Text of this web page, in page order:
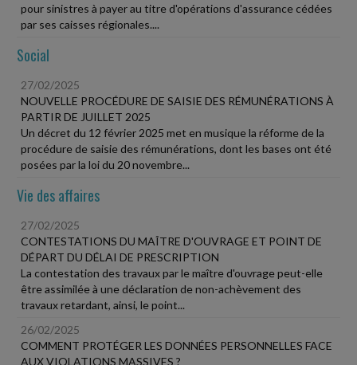
pour sinistres à payer au titre d'opérations d'assurance cédées
par ses caisses régionales....
Social
27/02/2025
NOUVELLE PROCÉDURE DE SAISIE DES RÉMUNÉRATIONS À
PARTIR DE JUILLET 2025
Un décret du 12 février 2025 met en musique la réforme de la
procédure de saisie des rémunérations, dont les bases ont été
posées par la loi du 20 novembre...
Vie des affaires
27/02/2025
CONTESTATIONS DU MAÎTRE D'OUVRAGE ET POINT DE
DÉPART DU DÉLAI DE PRESCRIPTION
La contestation des travaux par le maître d'ouvrage peut-elle
être assimilée à une déclaration de non-achèvement des
travaux retardant, ainsi, le point...
26/02/2025
COMMENT PROTÉGER LES DONNÉES PERSONNELLES FACE
AUX VIOLATIONS MASSIVES ?